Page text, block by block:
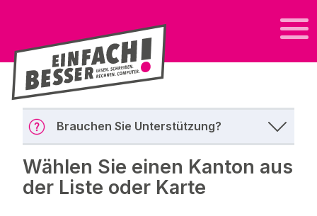
Brauchen Sie Unterstützung?
Wählen Sie einen Kanton aus
der Liste oder Karte